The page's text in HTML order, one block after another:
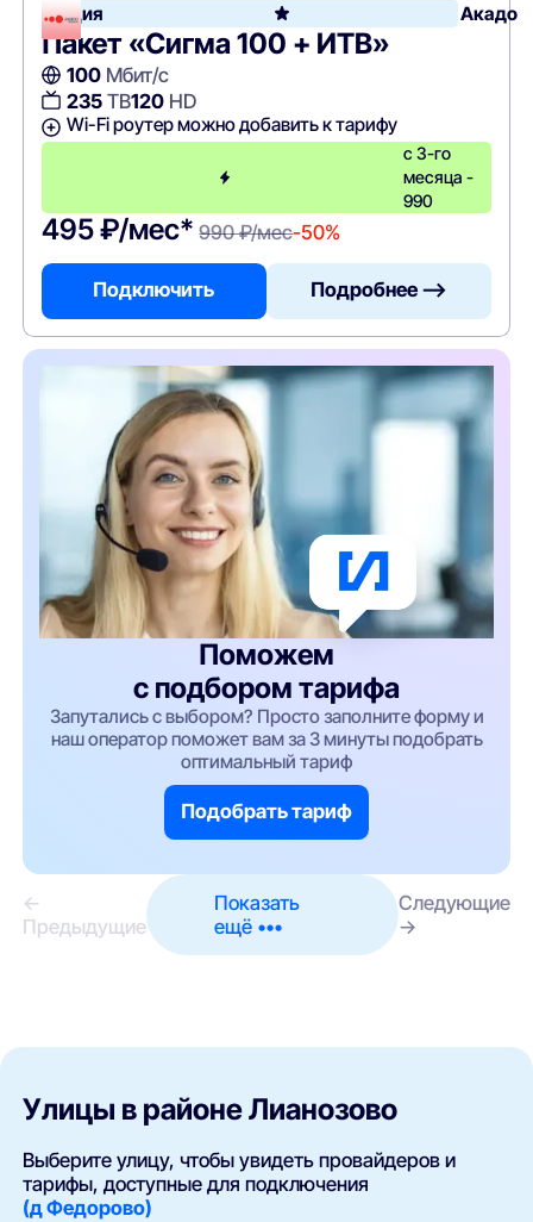
Акция Акадо
Пакет «Сигма 100 + ИТВ»
100Мбит/с
235ТВ120HD
Wi-Fi роутер можно добавить к тарифу
с 3-го
месяца -
990
495 ₽/мес* 990 ₽/мес-50%
Подключить Подробнее —>
Поможем
с подбором тарифа
Запутались с выбором? Просто заполните форму и
наш оператор поможет вам за 3 минуты подобрать
оптимальный тариф
Подобрать тариф
←
Предыдущие
Показать
ещё •••
Следующие
→
Улицы в районе Лианозово
Выберите улицу, чтобы увидеть провайдеров и
тарифы, доступные для подключения
(д Федорово)